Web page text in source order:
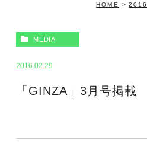
HOME 2016
MEDIA
2016.02.29
「GINZA」3月号掲載